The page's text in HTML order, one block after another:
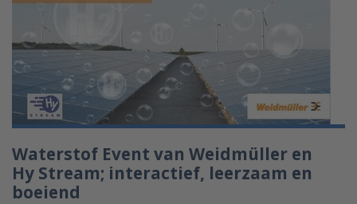
Waterstof Event van Weidmüller en
Hy Stream; interactief, leerzaam en
boeiend